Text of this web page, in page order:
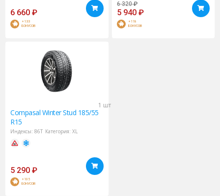
6 660 ₽
+133
БОНУСОВ
6 320 ₽
5 940 ₽
+118
БОНУСОВ
1 шт
Compasal Winter Stud 185/55
R15
Индексы: 86T Категория: XL
5 290 ₽
+105
БОНУСОВ